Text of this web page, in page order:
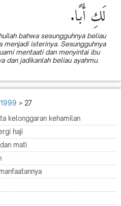
لَكِ أَبًا.
bahwa sesungguhnya beliau
menjadi isterinya. Sesungguhnya
mentaati dan menyintai ibu
dan jadikanlah beliau ayahmu.
> 27
kelonggaran kehamilan
haji
mati